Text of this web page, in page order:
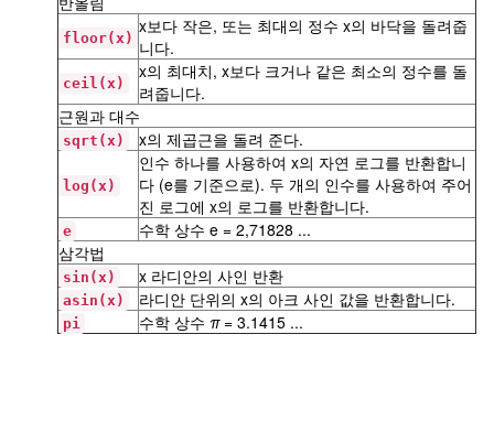
floor(x)
x보다 작은, 또는 최대의 정수 x의 바닥을 돌려줍
니다.
ceil(x)
x의 최대치, x보다 크거나 같은 최소의 정수를 돌
려줍니다.
근원과 대수
sqrt(x) x의 제곱근을 돌려 준다.
log(x)
인수 하나를 사용하여 x의 자연 로그를 반환합니
다 (e를 기준으로). 두 개의 인수를 사용하여 주어
진 로그에 x의 로그를 반환합니다.
e
수학 상수 e = 2,71828 ...
삼각법
sin(x) x 라디안의 사인 반환
asin(x) 라디안 단위의 x의 아크 사인 값을 반환합니다.
pi 수학 상수 π= 3.1415 ...